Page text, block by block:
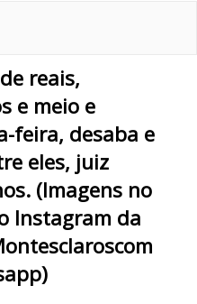
reais,
e meio e
feira, desaba e
eles, juiz
(Imagens no
Instagram da